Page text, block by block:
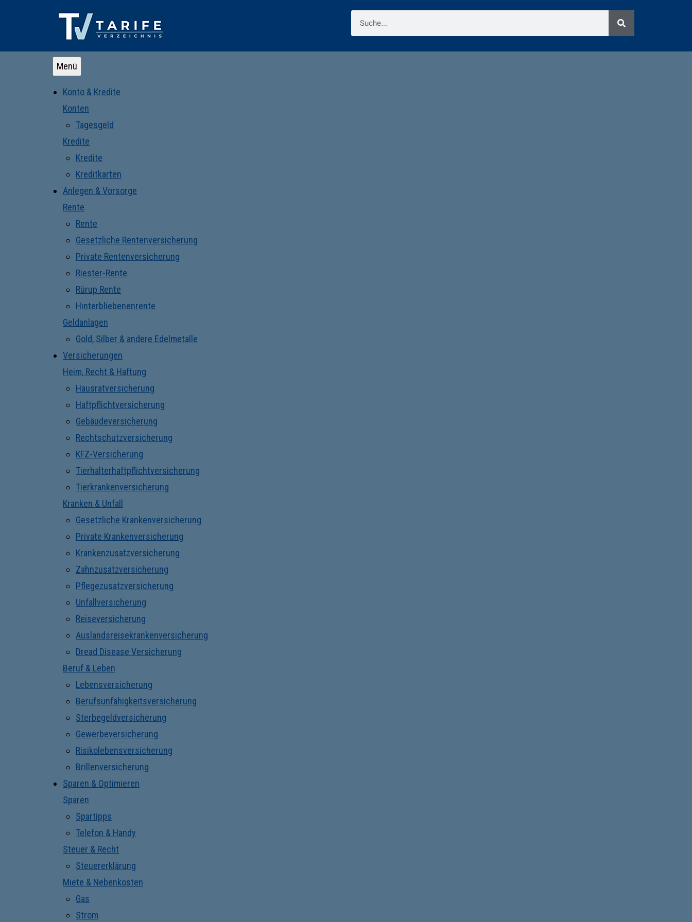
Menü
Konto & Kredite
Konten
Tagesgeld
Kredite
Kredite
Kreditkarten
Anlegen & Vorsorge
Rente
Rente
Gesetzliche Rentenversicherung
Private Rentenversicherung
Riester-Rente
Rürup Rente
Hinterbliebenenrente
Geldanlagen
Gold, Silber & andere Edelmetalle
Versicherungen
Heim, Recht & Haftung
Hausratversicherung
Haftpflichtversicherung
Gebäudeversicherung
Rechtschutzversicherung
KFZ-Versicherung
Tierhalterhaftpflichtversicherung
Tierkrankenversicherung
Kranken & Unfall
Gesetzliche Krankenversicherung
Private Krankenversicherung
Krankenzusatzversicherung
Zahnzusatzversicherung
Pflegezusatzversicherung
Unfallversicherung
Reiseversicherung
Auslandsreisekrankenversicherung
Dread Disease Versicherung
Beruf & Leben
Lebensversicherung
Berufsunfähigkeitsversicherung
Sterbegeldversicherung
Gewerbeversicherung
Risikolebensversicherung
Brillenversicherung
Sparen & Optimieren
Sparen
Spartipps
Telefon & Handy
Steuer & Recht
Steuererklärung
Miete & Nebenkosten
Gas
Strom